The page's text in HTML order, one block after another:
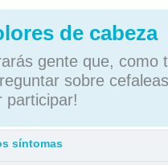
de cabeza
gente que, como
sobre
participar!
síntomas